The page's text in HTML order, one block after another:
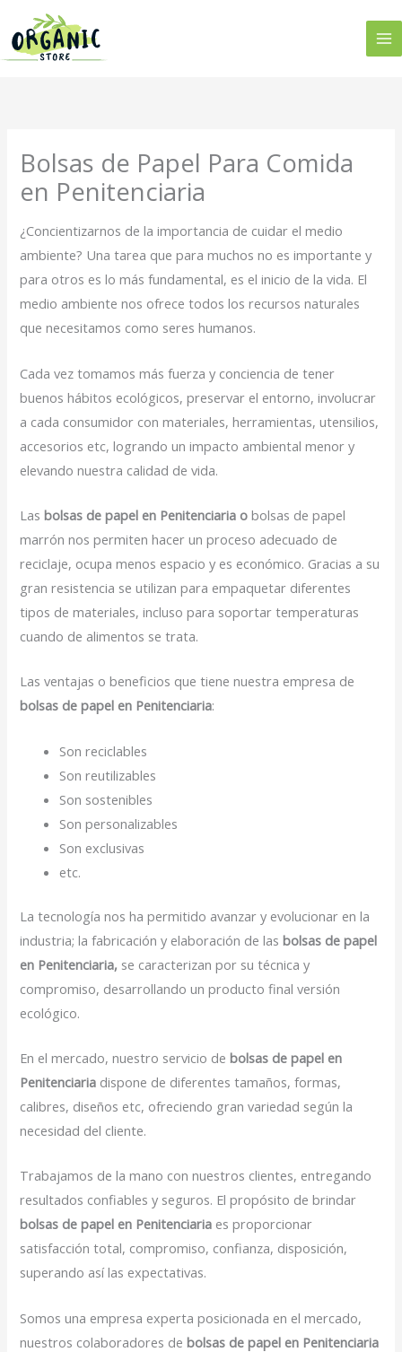
contenido
Bolsas de Papel Para Comida
en Penitenciaria
¿Concientizarnos de la importancia de cuidar el medio
ambiente? Una tarea que para muchos no es importante y
para otros es lo más fundamental, es el inicio de la vida. El
medio ambiente nos ofrece todos los recursos naturales
que necesitamos como seres humanos.
Cada vez tomamos más fuerza y conciencia de tener
buenos hábitos ecológicos, preservar el entorno, involucrar
a cada consumidor con materiales, herramientas, utensilios,
accesorios etc, logrando un impacto ambiental menor y
elevando nuestra calidad de vida.
Lasbolsas de papel en Penitenciaria o bolsas de papel
marrón nos permiten hacer un proceso adecuado de
reciclaje, ocupa menos espacio y es económico. Gracias a su
gran resistencia se utilizan para empaquetar diferentes
tipos de materiales, incluso para soportar temperaturas
cuando de alimentos se trata.
Las ventajas o beneficios que tiene nuestra empresa de
bolsas de papel en Penitenciaria:
Son reciclables
Son reutilizables
Son sostenibles
Son personalizables
Son exclusivas
etc.
La tecnología nos ha permitido avanzar y evolucionar en la
industria; la fabricación y elaboración de lasbolsas de papel
en Penitenciaria, se caracterizan por su técnica y
compromiso, desarrollando un producto final versión
ecológico.
En el mercado, nuestro servicio debolsas de papel en
Penitenciaria dispone de diferentes tamaños, formas,
calibres, diseños etc, ofreciendo gran variedad según la
necesidad del cliente.
Trabajamos de la mano con nuestros clientes, entregando
resultados confiables y seguros. El propósito de brindar
bolsas de papel en Penitenciaria es proporcionar
satisfacción total, compromiso, confianza, disposición,
superando así las expectativas.
Somos una empresa experta posicionada en el mercado,
nuestros colaboradores debolsas de papel en Penitenciaria